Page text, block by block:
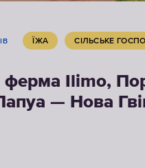
ЇЖА СІЛЬСЬКЕ
ферма Ilimo,
— Нова